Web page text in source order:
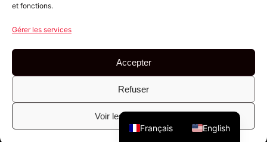
et fonctions.
Gérer les services
Accepter
Refuser
Voir les préférences
© 2026 | FAYA CHIDEKH – FLUX RECORDS ®
Français English